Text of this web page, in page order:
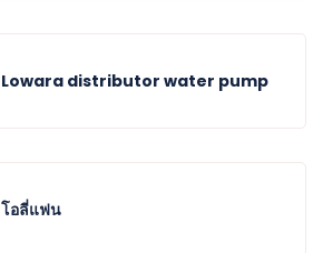
Lowara distributor water pump
โอลี่แฟน